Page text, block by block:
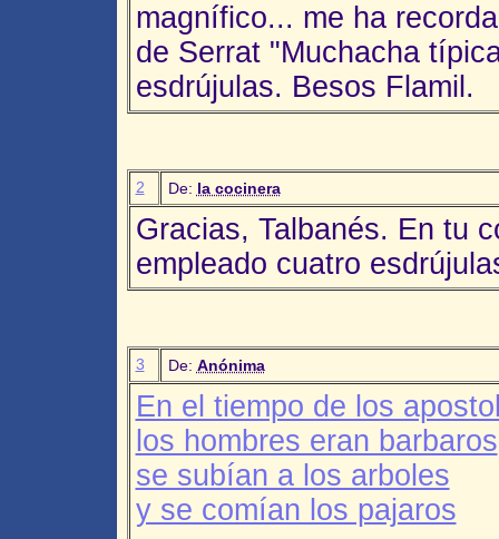
magnífico... me ha
de Serrat "Muchacha
esdrújulas. Besos Flamil.
2 De: la cocinera
Gracias, Talbanés. En tu
empleado cuatro
3 De: Anónima
En el tiempo de los
los hombres eran barbaros
se subían a los arboles
y se comían los pajaros